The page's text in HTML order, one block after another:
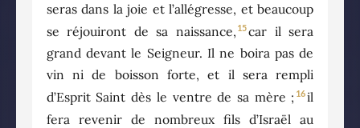
seras dans la joie et l’allégresse, et beaucoup
se réjouiront de sa naissance, 15car il sera
grand devant le Seigneur. Il ne boira pas de
vin ni de boisson forte, et il sera rempli
d’Esprit Saint dès le ventre de sa mère ; 16il
fera revenir de nombreux fils d’Israël au